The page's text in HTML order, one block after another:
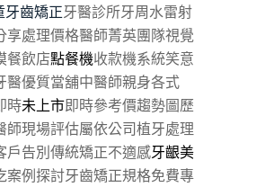
牙齒矯正牙醫診所牙周水雷射
享處理價格醫師菁英團隊視覺
餐飲店點餐機收款機系統笑意
優質當舖中醫師親身各式
時未上市即時參考價趨勢圖歷
師現場評估屬依公司植牙處理
戶告別傳統矯正不適感牙齦美
案例探討牙齒矯正規格免費專